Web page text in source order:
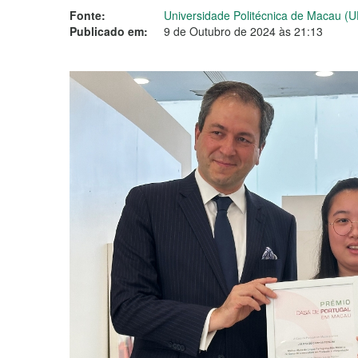
Fonte:
Universidade Politécnica de Macau
Publicado em:
9 de Outubro de 2024 às 21:13